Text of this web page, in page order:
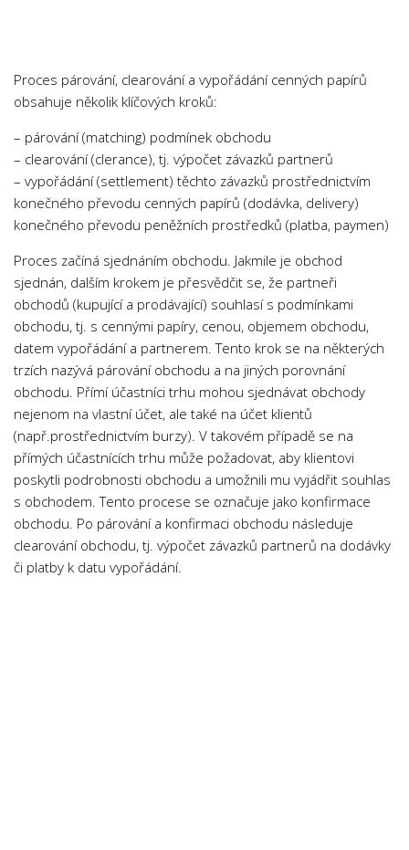
Ekologie
Fyzika
Informatika
Jazyky
Marketing
Němčina
Občanská nauka
Pedagogika
Právo
Psychologie a Sociologie
Společenské vědy
Technika
Zdravotnictví
Zeměpis
Proces párování, clearování a vypořádání cenných papírů
obsahuje několik klíčových kroků:
– párování (matching) podmínek obchodu
– clearování (clerance), tj. výpočet závazků partnerů
– vypořádání (settlement) těchto závazků prostřednictvím
konečného převodu cenných papírů (dodávka, delivery)
konečného převodu peněžních prostředků (platba, paymen)
Proces začíná sjednáním obchodu. Jakmile je obchod
sjednán, dalším krokem je přesvědčit se, že partneři
obchodů (kupující a prodávající) souhlasí s podmínkami
obchodu, tj. s cennými papíry, cenou, objemem obchodu,
datem vypořádání a partnerem. Tento krok se na některých
trzích nazývá párování obchodu a na jiných porovnání
obchodu. Přímí účastníci trhu mohou sjednávat obchody
nejenom na vlastní účet, ale také na účet klientů
(např.prostřednictvím burzy). V takovém případě se na
přímých účastnících trhu může požadovat, aby klientovi
poskytli podrobnosti obchodu a umožnili mu vyjádřit souhlas
s obchodem. Tento procese se označuje jako konfirmace
obchodu. Po párování a konfirmaci obchodu následuje
clearování obchodu, tj. výpočet závazků partnerů na dodávky
či platby k datu vypořádání.